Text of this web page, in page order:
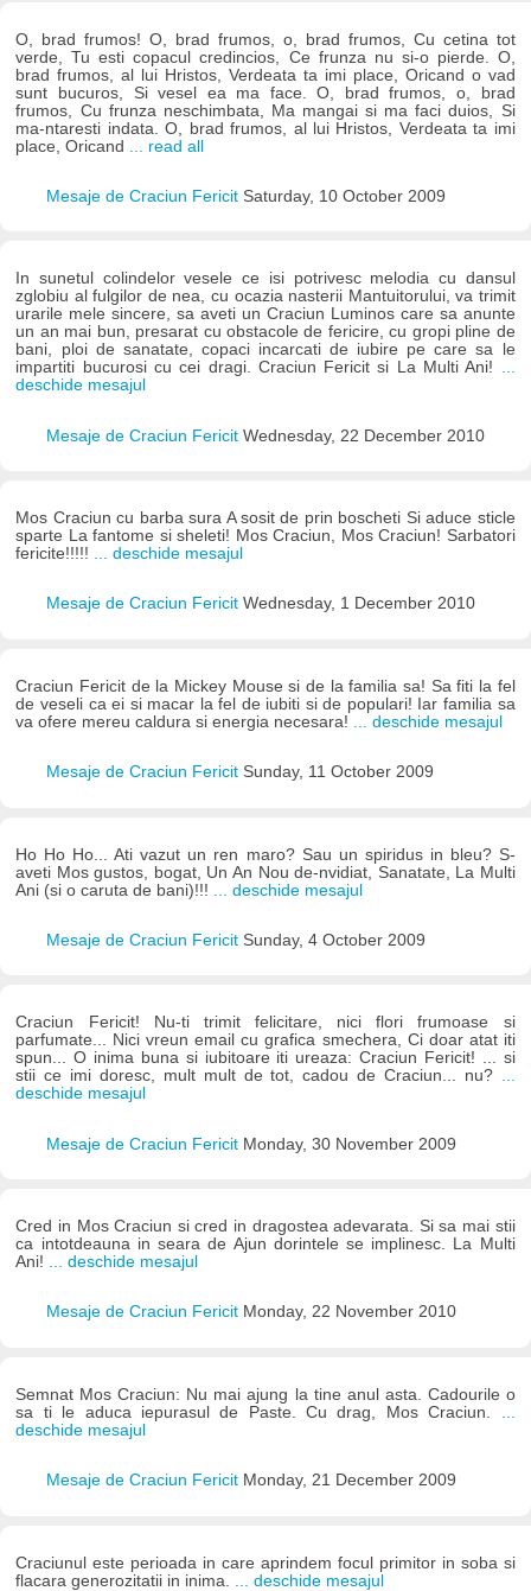
O, brad frumos! O, brad frumos, o, brad frumos, Cu cetina tot
verde, Tu esti copacul credincios, Ce frunza nu si-o pierde. O,
brad frumos, al lui Hristos, Verdeata ta imi place, Oricand o vad
sunt bucuros, Si vesel ea ma face. O, brad frumos, o, brad
frumos, Cu frunza neschimbata, Ma mangai si ma faci duios, Si
ma-ntaresti indata. O, brad frumos, al lui Hristos, Verdeata ta imi
place, Oricand
... read all
Mesaje de Craciun Fericit Saturday, 10 October 2009
In sunetul colindelor vesele ce isi potrivesc melodia cu dansul
zglobiu al fulgilor de nea, cu ocazia nasterii Mantuitorului, va trimit
urarile mele sincere, sa aveti un Craciun Luminos care sa anunte
un an mai bun, presarat cu obstacole de fericire, cu gropi pline de
bani, ploi de sanatate, copaci incarcati de iubire pe care sa le
impartiti bucurosi cu cei dragi. Craciun Fericit si La Multi Ani! ...
deschide mesajul
Mesaje de Craciun Fericit Wednesday, 22 December 2010
Mos Craciun cu barba sura A sosit de prin boscheti Si aduce sticle
sparte La fantome si sheleti! Mos Craciun, Mos Craciun! Sarbatori
fericite!!!!! ... deschide mesajul
Mesaje de Craciun Fericit Wednesday, 1 December 2010
Craciun Fericit de la Mickey Mouse si de la familia sa! Sa fiti la fel
de veseli ca ei si macar la fel de iubiti si de populari! Iar familia sa
va ofere mereu caldura si energia necesara!
... deschide mesajul
Mesaje de Craciun Fericit Sunday, 11 October 2009
Ho Ho Ho... Ati vazut un ren maro? Sau un spiridus in bleu? S-
aveti Mos gustos, bogat, Un An Nou de-nvidiat, Sanatate, La Multi
Ani (si o caruta de bani)!!!
... deschide mesajul
Mesaje de Craciun Fericit Sunday, 4 October 2009
Craciun Fericit! Nu-ti trimit felicitare, nici flori frumoase si
parfumate... Nici vreun email cu grafica smechera, Ci doar atat iti
spun... O inima buna si iubitoare iti ureaza: Craciun Fericit! ... si
stii ce imi doresc, mult mult de tot, cadou de Craciun... nu? ...
deschide mesajul
Mesaje de Craciun Fericit Monday, 30 November 2009
Cred in Mos Craciun si cred in dragostea adevarata. Si sa mai stii
ca intotdeauna in seara de Ajun dorintele se implinesc. La Multi
Ani! ... deschide mesajul
Mesaje de Craciun Fericit Monday, 22 November 2010
Semnat Mos Craciun: Nu mai ajung la tine anul asta. Cadourile o
sa ti le aduca iepurasul de Paste. Cu drag, Mos Craciun.
deschide mesajul
Mesaje de Craciun Fericit Monday, 21 December 2009
Craciunul este perioada in care aprindem focul primitor in soba si
flacara generozitatii in inima.
... deschide mesajul